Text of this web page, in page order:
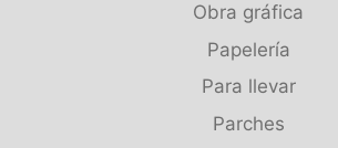
Obra gráfica
Papelería
Para llevar
Parches